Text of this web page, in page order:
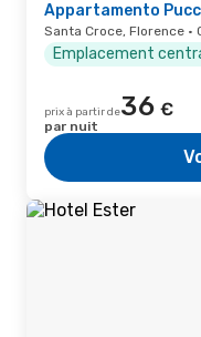
Appartamento
Santa Croce, Florence
Emplacement
prix à partir de36 €
par nuit